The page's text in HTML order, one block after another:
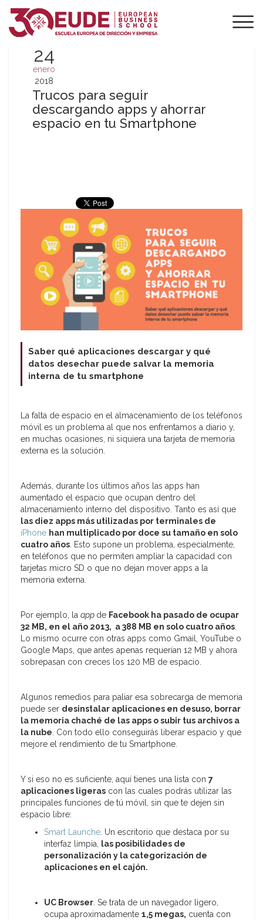
24
enero
2018
Trucos para seguir
descargando apps y ahorrar
espacio en tu Smartphone
Saber qué aplicaciones descargar y qué
datos desechar puede salvar la memoria
interna de tu smartphone
La falta de espacio en el almacenamiento de los teléfonos
móvil es un problema al que nos enfrentamos a diario y,
en muchas ocasiones, ni siquiera una tarjeta de memoria
externa es la solución.
Además, durante los últimos años las apps han
aumentado el espacio que ocupan dentro del
almacenamiento interno del dispositivo. Tanto es así que
las diez apps más utilizadas por terminales de
iPhone han multiplicado por doce su tamaño en solo
cuatro años. Esto supone un problema, especialmente,
en teléfonos que no permiten ampliar la capacidad con
tarjetas micro SD o que no dejan mover apps a la
memoria externa.
Por ejemplo, la app de Facebook ha pasado de ocupar
32 MB, en el año 2013, a 388 MB en solo cuatro años.
Lo mismo ocurre con otras apps como Gmail, YouTube o
Google Maps, que antes apenas requerían 12 MB y ahora
sobrepasan con creces los 120 MB de espacio.
Algunos remedios para paliar esa sobrecarga de memoria
puede ser desinstalar aplicaciones en desuso, borrar
la memoria chaché de las apps o subir tus archivos a
la nube. Con todo ello conseguirás liberar espacio y que
mejore el rendimiento de tu Smartphone.
Y si eso no es suficiente, aquí tienes una lista con 7
aplicaciones ligeras con las cuales podrás utilizar las
principales funciones de tú móvil, sin que te dejen sin
espacio libre:
Smart Launche. Un escritorio que destaca por su
interfaz limpia, las posibilidades de
personalización y la categorización de
aplicaciones en el cajón.
UC Browser. Se trata de un navegador ligero,
ocupa aproximadamente 1,5 megas, cuenta con